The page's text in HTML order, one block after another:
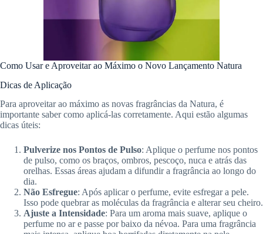
Como Usar e Aproveitar ao Máximo o Novo Lançamento Natura
Dicas de Aplicação
Para aproveitar ao máximo as novas fragrâncias da Natura, é
importante saber como aplicá-las corretamente. Aqui estão algumas
dicas úteis:
Pulverize nos Pontos de Pulso: Aplique o perfume nos pontos
de pulso, como os braços, ombros, pescoço, nuca e atrás das
orelhas. Essas áreas ajudam a difundir a fragrância ao longo do
dia.
Não Esfregue: Após aplicar o perfume, evite esfregar a pele.
Isso pode quebrar as moléculas da fragrância e alterar seu cheiro.
Ajuste a Intensidade: Para um aroma mais suave, aplique o
perfume no ar e passe por baixo da névoa. Para uma fragrância